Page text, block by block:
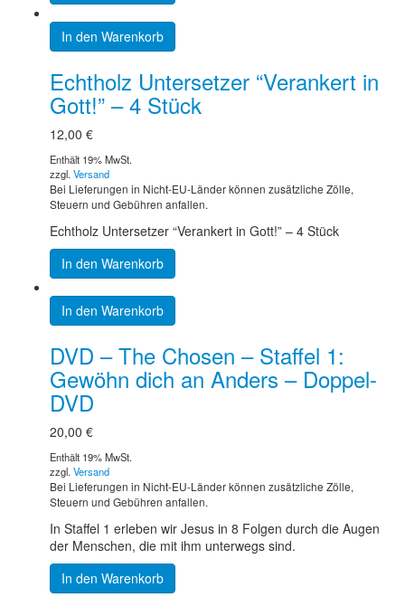
In den Warenkorb
Echtholz Untersetzer “Verankert in
Gott!” – 4 Stück
12,00 €
Enthält 19% MwSt.
zzgl.Versand
Bei Lieferungen in Nicht-EU-Länder können zusätzliche Zölle,
Steuern und Gebühren anfallen.
Echtholz Untersetzer “Verankert in Gott!” – 4 Stück
In den Warenkorb
In den Warenkorb
DVD – The Chosen – Staffel 1:
Gewöhn dich an Anders – Doppel-
DVD
20,00 €
Enthält 19% MwSt.
zzgl.Versand
Bei Lieferungen in Nicht-EU-Länder können zusätzliche Zölle,
Steuern und Gebühren anfallen.
In Staffel 1 erleben wir Jesus in 8 Folgen durch die Augen
der Menschen, die mit ihm unterwegs sind.
In den Warenkorb